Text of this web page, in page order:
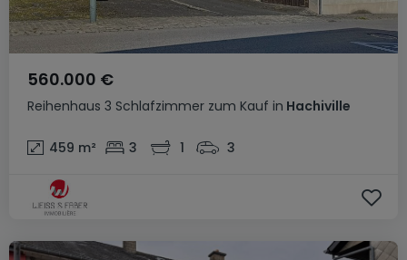
Reihenhaus 3 Schlafzimmer zum Kauf in Hachiville
560.000 €
459 m² 3 1 3